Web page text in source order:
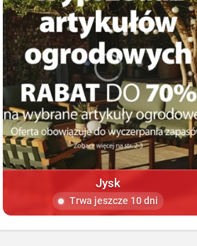
Jysk
Trwa jeszcze 10 dni